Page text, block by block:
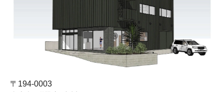
〒194-0003